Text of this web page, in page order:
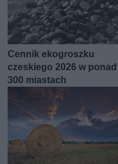
Cennik ekogroszku
czeskiego 2026 w ponad
300 miastach